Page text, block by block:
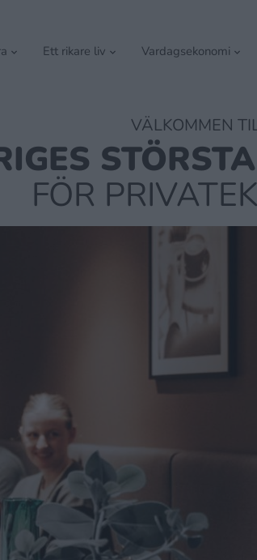
Ett rikare liv Vardagsekonomi
VÄLKOMMEN
FÖR